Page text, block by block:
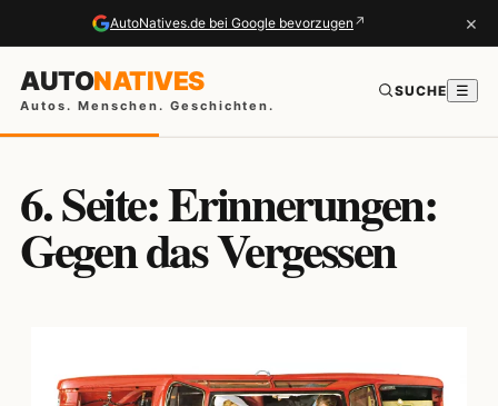
AutoNatives.de bei Google bevorzugen ↗ ×
AUTONATIVES
Autos. Menschen. Geschichten.
SUCHE ☰
6. Seite: Erinnerungen:
Gegen das Vergessen